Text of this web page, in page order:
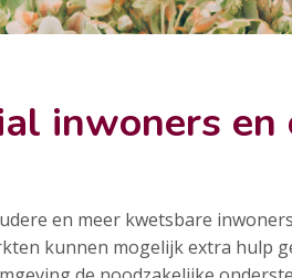
inwoners en
en meer kwetsbare
kunnen mogelijk extra hulp